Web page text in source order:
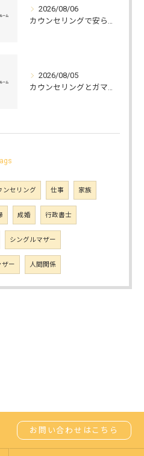
2026/08/06
カウンセリングで安らぐ空間を叶える安心と信頼のつくり方徹底解説
2026/08/05
カウンセリングとガマット選びの正解ガイド安心して相談できるポイントと実例解説
ンセリング 仕事 家族
成婚 行政書士
シングルマザー
ザー 人間関係
お問い合わせはこちら